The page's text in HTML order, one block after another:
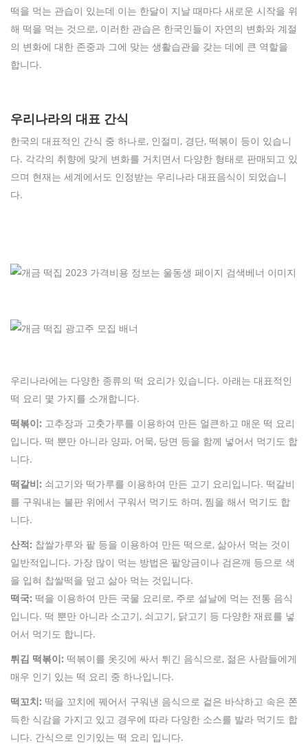
떡을 먹는 관습이 있는데 이는 한달이 지날 때마다 새로운 시작을 위
해 떡을 먹는 것으로, 이러한 관습은 한국인들이 자연의 변화와 계절
의 변화에 대한 존중과 그에 맞는 생활습관을 갖는 데에 큰 역할을
합니다.
우리나라의 대표 간식
한국의 대표적인 간식 중 하나로, 인절미, 경단, 떡볶이 등이 있습니
다. 각각의 취향에 맞게 변화를 거치면서 다양한 형태로 판매되고 있
으며 현재는 세계에서도 인정받는 우리나라 대표음식이 되었습니
다.
우리나라에는 다양한 종류의 떡 요리가 있습니다. 아래는 대표적인
떡 요리 몇 가지를 소개합니다.
떡볶이: 고추장과 고춧가루를 이용하여 만든 얼큰하고 매운 떡 요리
입니다. 떡 뿐만 아니라 양파, 어묵, 당면 등을 함께 넣어서 먹기도 합
니다.
떡갈비: 쇠고기와 떡가루를 이용하여 만든 고기 요리입니다. 떡갈비
를 구워내는 불판 위에서 구워서 먹기도 하며, 찜을 해서 먹기도 합
니다.
산적: 찹쌀가루와 팥 등을 이용하여 만든 떡으로, 삶아서 먹는 것이
일반적입니다. 가장 많이 먹는 방법은 팥앙금이나 검은깨 등으로 색
을 입혀 찹쌀떡을 덮고 삶아 먹는 것입니다.
떡국: 떡을 이용하여 만든 국물 요리로, 주로 설날에 먹는 전통 음식
입니다. 떡 뿐만 아니라 소고기, 쇠고기, 닭고기 등 다양한 재료를 넣
어서 먹기도 합니다.
튀김 떡볶이: 떡볶이를 옷깃에 싸서 튀긴 음식으로, 젊은 사람들에게
매우 인기 있는 떡 요리 중 하나입니다.
떡꼬치: 떡을 꼬치에 꿰어서 구워낸 음식으로 겉은 바삭하고 속은 쫀
득한 식감을 가지고 있고 경우에 따라 다양한 소스를 발라 먹기도 합
니다. 간식으로 인기있는 떡 요리 입니다.